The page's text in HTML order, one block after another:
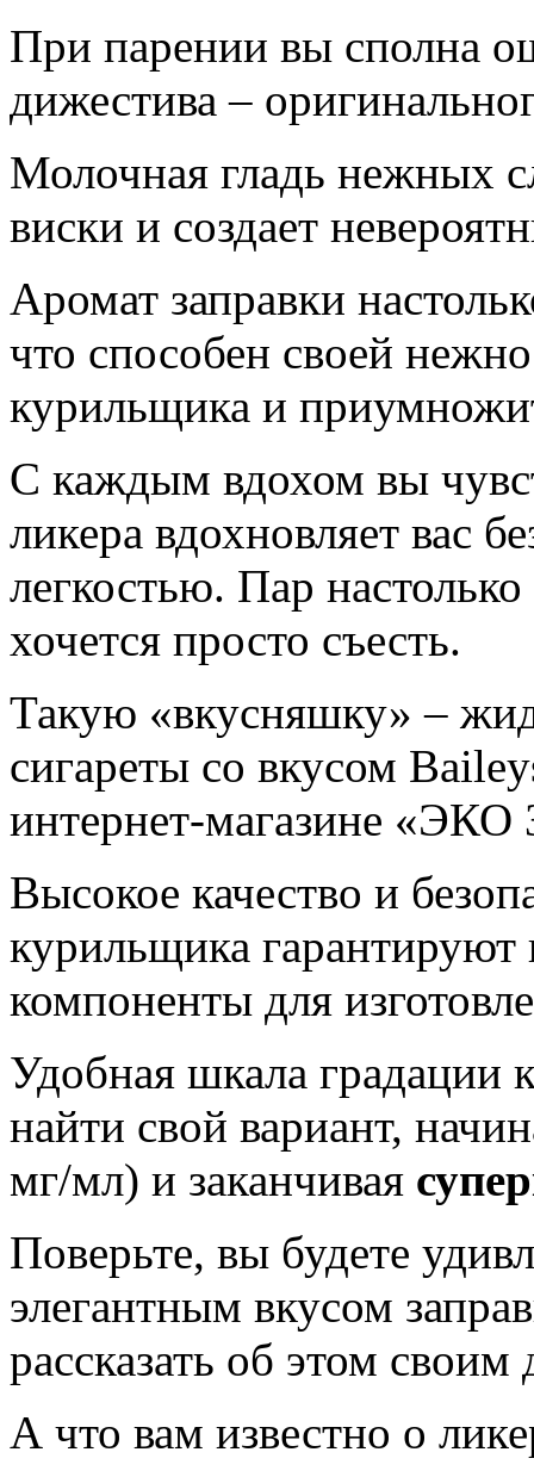
При парении вы сполна
дижестива –
Молочная гладь нежных
виски и создает
Аромат заправки
что способен своей
курильщика и
С каждым вдохом вы
ликера вдохновляет вас
легкостью. Пар
хочется просто съесть.
Такую «вкусняшку» –
сигареты со вкусом
интернет-магазине
Высокое качество и
курильщика гарантируют
компоненты для
Удобная шкала градации
найти свой вариант,
мг/мл) и заканчивая
Поверьте, вы будете
элегантным вкусом
рассказать об этом своим
А что вам известно о